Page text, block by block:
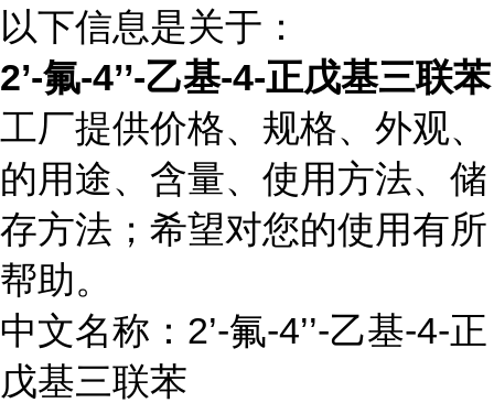
以下信息是关于：
2’-氟-4’’-乙基-4-正戊基三联苯
工厂提供价格、规格、外观、
的用途、含量、使用方法、储
存方法；希望对您的使用有所
帮助。
中文名称：2’-氟-4’’-乙基-4-正
戊基三联苯